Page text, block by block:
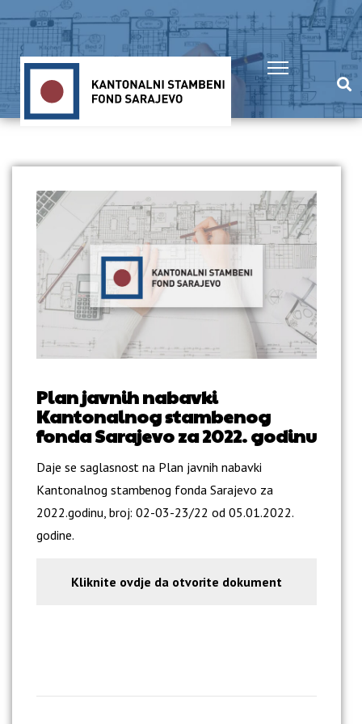
Plan javnih nabavki
Kantonalnog stambenog
fonda Sarajevo za 2022. godinu
Daje se saglasnost na Plan javnih nabavki
Kantonalnog stambenog fonda Sarajevo za
2022.godinu, broj: 02-03-23/22 od 05.01.2022.
godine.
Kliknite ovdje da otvorite dokument